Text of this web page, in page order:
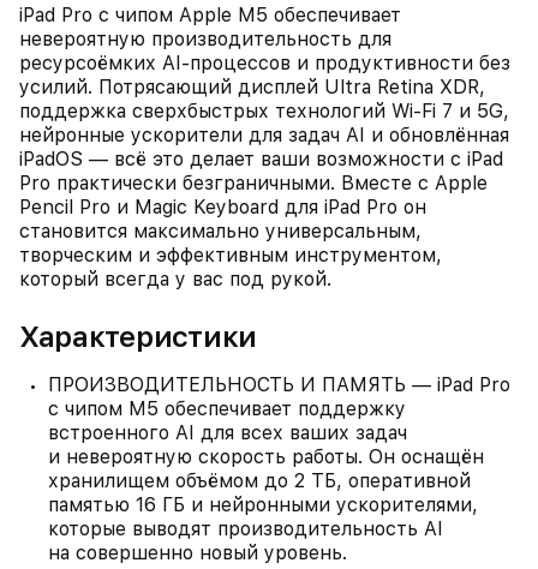
iPad Pro с чипом Apple M5 обеспечивает
невероятную производительность для
ресурсоёмких AI‑процессов и продуктивности без
усилий. Потрясающий дисплей Ultra Retina XDR,
поддержка сверхбыстрых технологий Wi‑Fi 7 и 5G,
нейронные ускорители для задач AI и обновлённая
iPadOS — всё это делает ваши возможности с iPad
Pro практически безграничными. Вместе с Apple
Pencil Pro и Magic Keyboard для iPad Pro он
становится максимально универсальным,
творческим и эффективным инструментом,
который всегда у вас под рукой.
Характеристики
ПРОИЗВОДИТЕЛЬНОСТЬ И ПАМЯТЬ — iPad Pro
с чипом M5 обеспечивает поддержку
встроенного AI для всех ваших задач
и невероятную скорость работы. Он оснащён
хранилищем объёмом до 2 ТБ, оперативной
памятью 16 ГБ и нейронными ускорителями,
которые выводят производительность AI
на совершенно новый уровень.